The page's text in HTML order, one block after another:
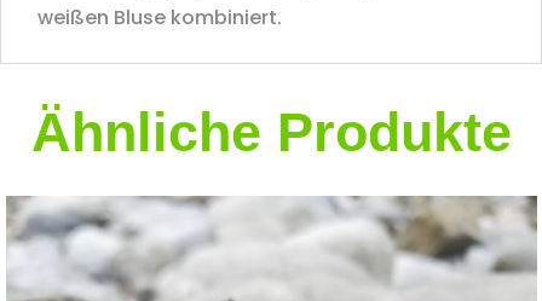
weißen Bluse kombiniert.
Ähnliche Produkte